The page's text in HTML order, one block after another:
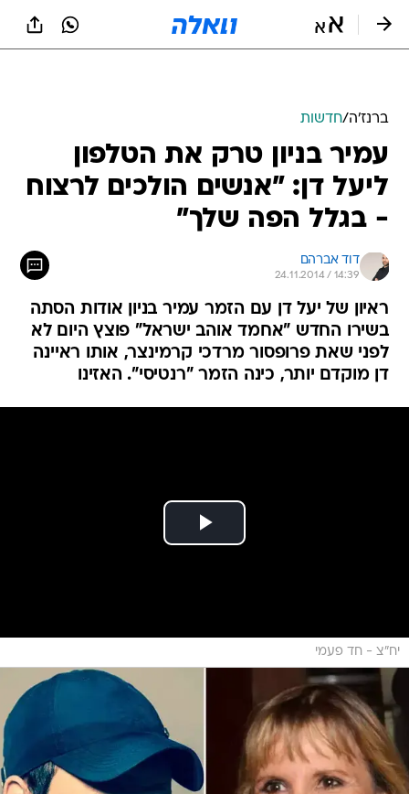
ברנז'ה/חדשות
עמיר בניון טרק את הטלפון
ליעל דן: "אנשים הולכים לרצוח
- בגלל הפה שלך"
דוד אברהם
24.11.2014 / 14:39
ראיון של יעל דן עם הזמר עמיר בניון אודות הסתה
בשירו החדש "אחמד אוהב ישראל" פוצץ היום לא
לפני שאת פרופסור מרדכי קרמינצר, אותו ראיינה
דן מוקדם יותר, כינה הזמר "רנטיסי". האזינו
יח"צ - חד פעמי